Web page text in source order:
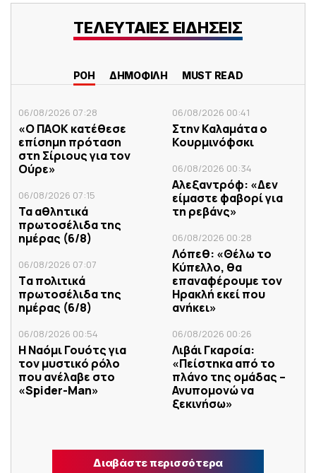
ΤΕΛΕΥΤΑΙΕΣ ΕΙΔΗΣΕΙΣ
ΡΟΗ ΔΗΜΟΦΙΛΗ MUST READ
06/08/2026 07:28
«Ο ΠΑΟΚ κατέθεσε
επίσημη πρόταση
στη Σίριους για τον
Ούρε»
06/08/2026 07:15
Τα αθλητικά
πρωτοσέλιδα της
ημέρας (6/8)
06/08/2026 07:07
Tα πολιτικά
πρωτοσέλιδα της
ημέρας (6/8)
06/08/2026 00:54
Η Ναόμι Γουότς για
τον μυστικό ρόλο
που ανέλαβε στο
«Spider-Man»
06/08/2026 00:41
Στην Καλαμάτα ο
Κουρμινόφσκι
06/08/2026 00:34
Αλεξαντρόφ: «Δεν
είμαστε φαβορί για
τη ρεβάνς»
06/08/2026 00:28
Λόπεθ: «Θέλω το
Κύπελλο, θα
επαναφέρουμε τον
Ηρακλή εκεί που
ανήκει»
06/08/2026 00:26
Λιβάι Γκαρσία:
«Πείστηκα από το
πλάνο της ομάδας –
Ανυπομονώ να
ξεκινήσω»
Διαβάστε περισσότερα